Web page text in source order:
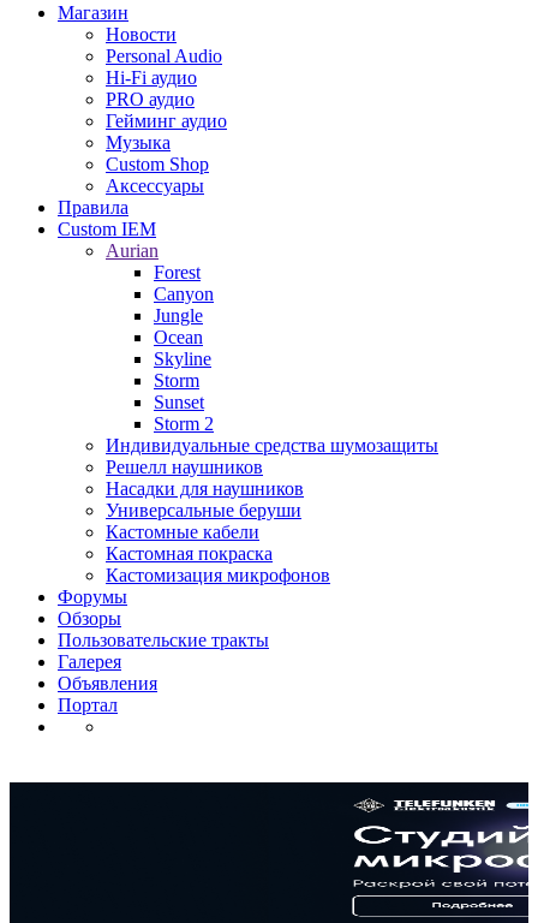
Магазин
Новости
Personal Audio
Hi-Fi аудио
PRO аудио
Гейминг аудио
Музыка
Custom Shop
Аксессуары
Правила
Custom IEM
Aurian
Forest
Canyon
Jungle
Ocean
Skyline
Storm
Sunset
Storm 2
Индивидуальные средства шумозащиты
Решелл наушников
Насадки для наушников
Универсальные беруши
Кастомные кабели
Кастомная покраска
Кастомизация микрофонов
Форумы
Обзоры
Пользовательские тракты
Галерея
Объявления
Портал